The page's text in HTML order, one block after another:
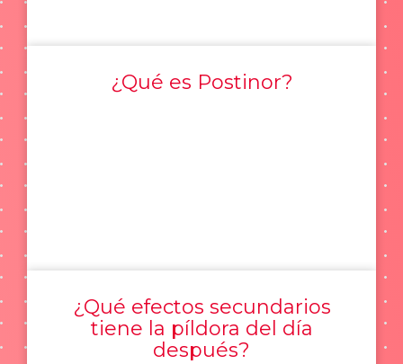
¿Qué es Postinor?
¿Qué efectos secundarios
tiene la píldora del día
después?